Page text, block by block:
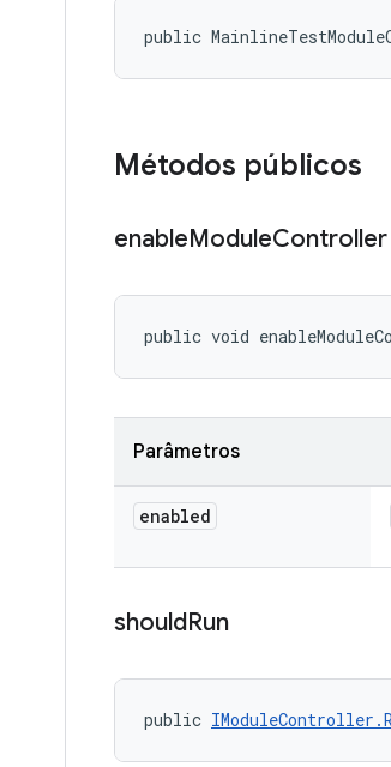
public
Métodos públicos
enableModuleController
public void
Parâmetros
enabled
shouldRun
public